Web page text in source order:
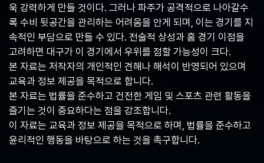
욱 강력하게 만들 것이다. 그러나 파주가 공격적으로 나아갈수
록 수비 뒷공간을 관리하는 어려움을 안게 되며, 이는 경기를 지
속적인 부담으로 만들 수 있다. 전술적 상성과 홈 경기 이점을
고려하면 대구가 이 경기에서 우위를 점할 가능성이 크다.
본 자료는 저작자의 개인적인 견해나 해석이 반영되어 있으며
교육과 정보 제공을 목적으로 합니다.
본 자료는 법률을 준수하고 건전한 게임 및 스포츠 관련 활동을
즐기는 것이 중요하다는 점을 강조합니다.
이 자료는 교육과 정보 제공을 목적으로 하며, 법률을 준수하고
윤리적인 행동을 바탕으로 하는 것을 촉구합니다.